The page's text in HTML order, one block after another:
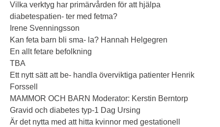
Vilka verktyg har primärvården för att hjälpa
diabetespatien- ter med fetma?
Irene Svenningsson
Kan feta barn bli sma- la? Hannah Helgegren
En allt fetare befolkning
TBA
Ett nytt sätt att be- handla överviktiga patienter Henrik
Forssell
MAMMOR OCH BARN Moderator: Kerstin Berntorp
Gravid och diabetes typ-1 Dag Ursing
Är det nytta med att hitta kvinnor med gestationell